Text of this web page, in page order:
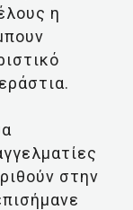
η
στην